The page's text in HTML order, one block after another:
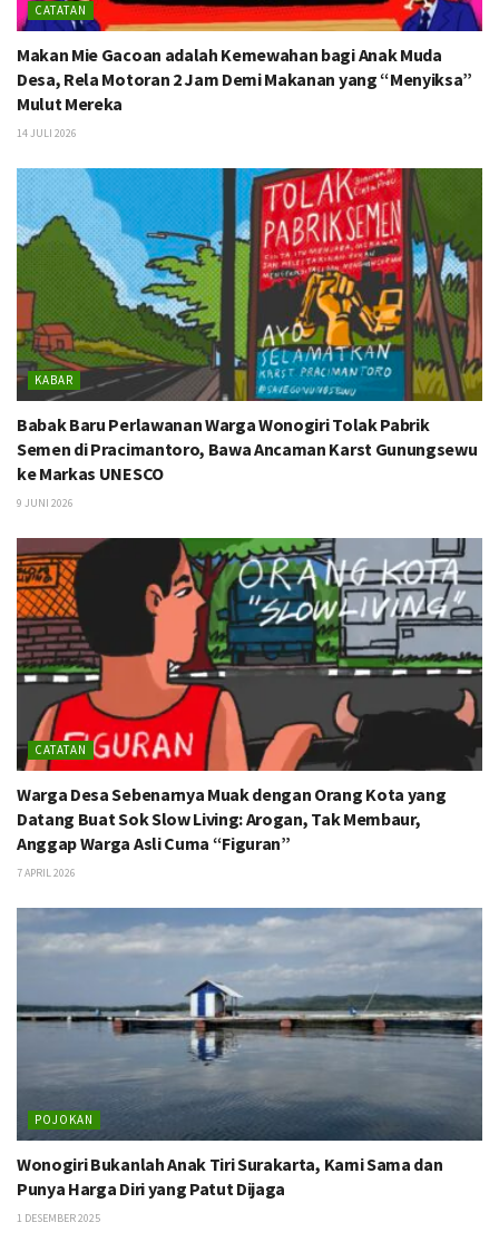
CATATAN
Makan Mie Gacoan adalah Kemewahan bagi Anak Muda
Desa, Rela Motoran 2 Jam Demi Makanan yang “Menyiksa”
Mulut Mereka
14 JULI 2026
KABAR
Babak Baru Perlawanan Warga Wonogiri Tolak Pabrik
Semen di Pracimantoro, Bawa Ancaman Karst Gunungsewu
ke Markas UNESCO
9 JUNI 2026
CATATAN
Warga Desa Sebenarnya Muak dengan Orang Kota yang
Datang Buat Sok Slow Living: Arogan, Tak Membaur,
Anggap Warga Asli Cuma “Figuran”
7 APRIL 2026
POJOKAN
Wonogiri Bukanlah Anak Tiri Surakarta, Kami Sama dan
Punya Harga Diri yang Patut Dijaga
1 DESEMBER 2025